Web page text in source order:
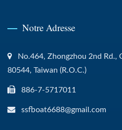
Notre Adresse
No.464, Zhongzhou 2nd
80544, Taiwan (R.O.C.)
886-7-5717011
ssfboat6688@gmail.com